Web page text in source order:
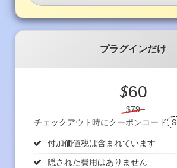
プラグインだけ
$60
$79
チェックアウト時にクーポンコード
付加価値税は含まれています
隠された費用はありません